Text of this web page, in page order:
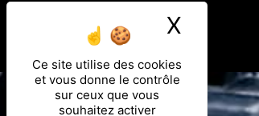
Ce site utilise des cookies
et vous donne le contrôle
sur ceux que vous
souhaitez activer
X